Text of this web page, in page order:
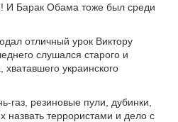
И Барак Обама тоже был среди
отличный урок Виктору
слушался старого и
украинского
газ, резиновые пули, дубинки,
террористами и дело с